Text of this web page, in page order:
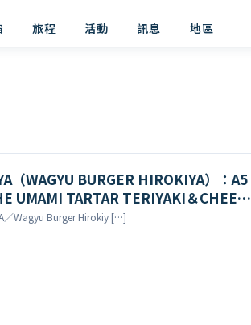
旅程 活動 訊息 地區
（WAGYU BURGER HIROKIYA）：A5
UMAMI TARTAR TERIYAKI＆CHEESE
／Wagyu Burger Hirokiy […]